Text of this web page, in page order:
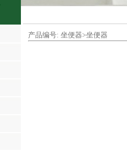
产品编号: 坐便器>坐便器